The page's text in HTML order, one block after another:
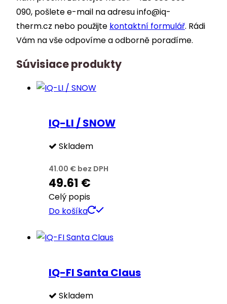
090, pošlete e-mail na adresu info@iq-
therm.cz nebo použijte kontaktní formulář. Rádi
Vám na vše odpovíme a odborně poradíme.
Súvisiace produkty
IQ-LI / SNOW
Skladem
41.00 € bez DPH
49.61 €
Celý popis
Do košíka
IQ-FI Santa Claus
Skladem